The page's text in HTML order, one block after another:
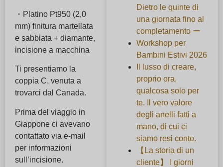
・Platino Pt950 (2,0
mm) finitura martellata
e sabbiata + diamante,
incisione a macchina
Ti presentiamo la
coppia C, venuta a
trovarci dal Canada.
Prima del viaggio in
Giappone ci avevano
contattato via e-mail
per informazioni
sull’incisione.
Dietro le quinte di
una giornata fino al
completamento ー
Workshop per
Bambini Estivi 2026
Il lusso di creare,
proprio ora,
qualcosa solo per
te. Il vero valore
degli anelli fatti a
mano, di cui ci
siamo resi conto.
【La storia di un
cliente】 I giorni